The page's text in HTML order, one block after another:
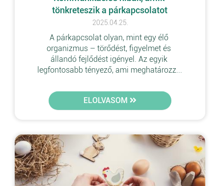
tönkreteszik a párkapcsolatot
2025.04.25.
A párkapcsolat olyan, mint egy élő
organizmus – törődést, figyelmet és
állandó fejlődést igényel. Az egyik
legfontosabb tényező, ami meghatározz...
ELOLVASOM